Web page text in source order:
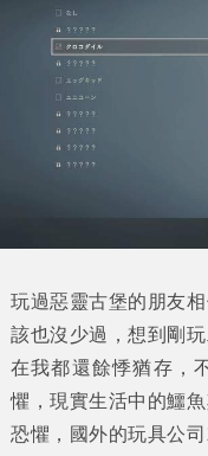
玩過惡靈古堡的朋友
該也沒少過，想到剛
在我都還餘悸猶存，
懼，現實生活中的鱷
恐懼，國外的玩具公司